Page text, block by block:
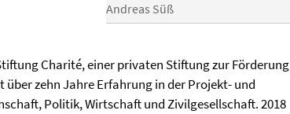
Andreas Süß
Charité, einer privaten Stiftung zur Förderung
über zehn Jahre Erfahrung in der Projekt- und
Politik, Wirtschaft und Zivilgesellschaft. 2018